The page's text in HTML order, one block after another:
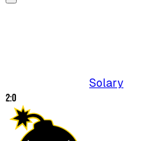
Solary
2:0